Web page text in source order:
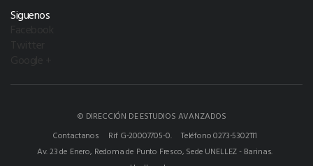
Siguenos
© DIRECCIÓN DE ESTUDIOS AVANZADOS
Contactanos
Rif G-20007705-0.
Teléfono 0273-5302111
Av. 23 de Enero, Redoma de Punto Fresco, Sede UNELLEZ - Barinas.